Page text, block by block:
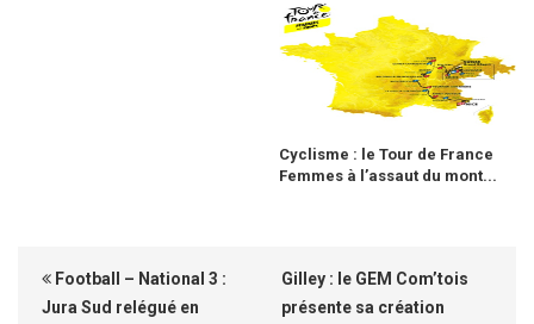
Cyclisme : le Tour de France
Femmes à l’assaut du mont...
Football – National 3 :
Jura Sud relégué en
Gilley : le GEM Com’tois
présente sa création